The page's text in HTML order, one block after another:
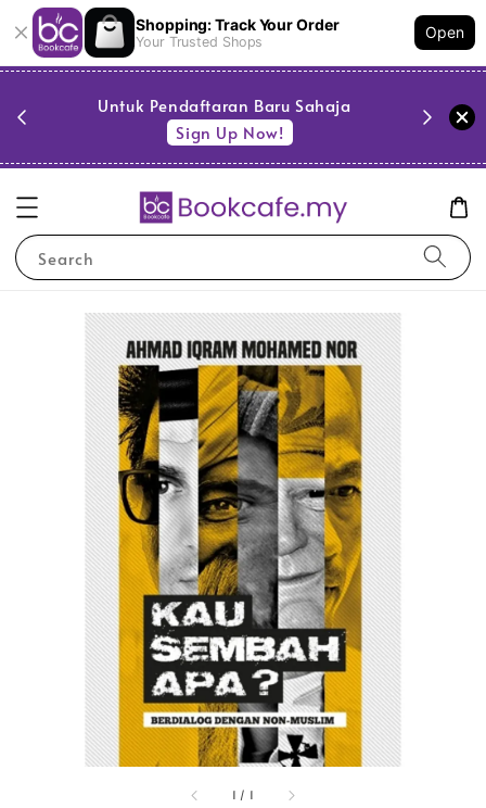
Shopping: Track Your Order
Your Trusted Shops
Open
Untuk Pendaftaran Baru Sahaja
Sign Up Now!
Search
1 / 1